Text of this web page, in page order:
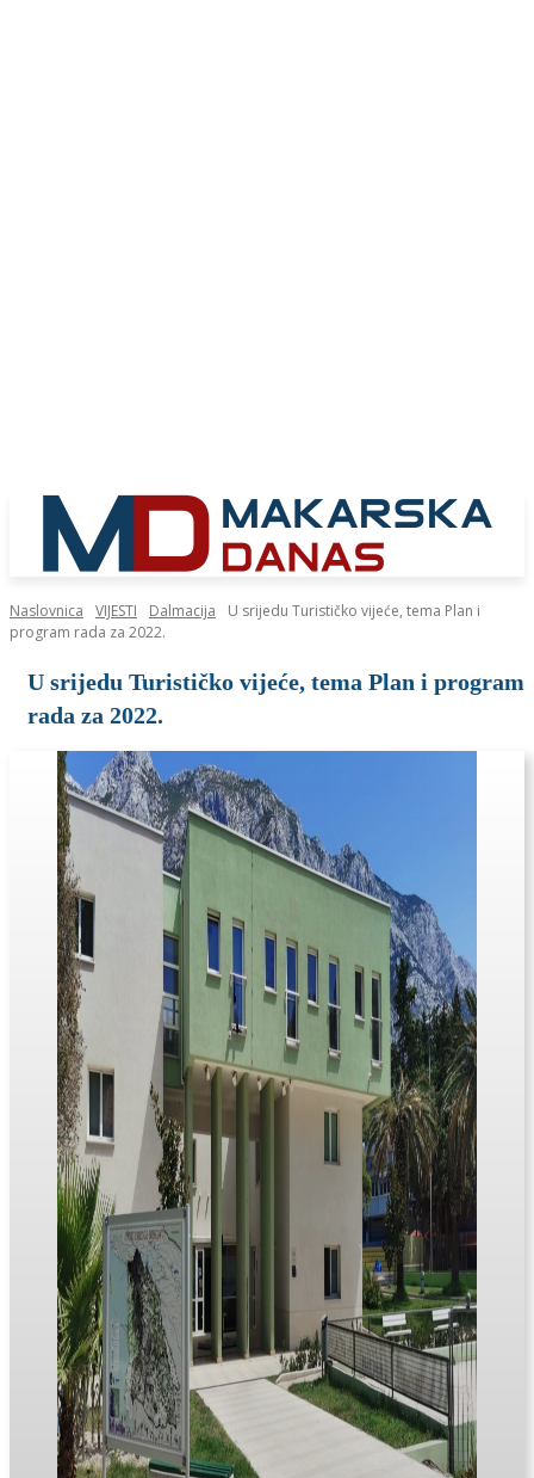
Naslovnica VIJESTI Dalmacija
U srijedu Turističko vijeće, tema Plan i
program rada za 2022.
U srijedu Turističko vijeće, tema Plan i program
rada za 2022.